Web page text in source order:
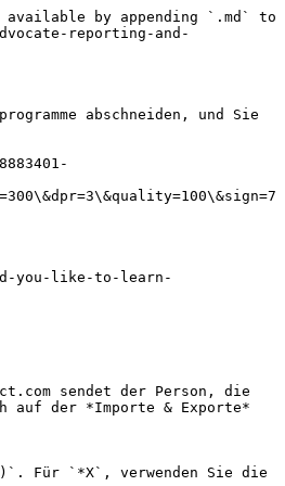
by appending `.md` to
reporting-and-
abschneiden, und Sie
sendet der Person, die
auf der *Importe & Exporte*
Für `*X`, verwenden Sie die